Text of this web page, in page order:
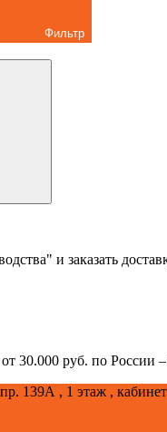
Фильтр
и заказать
30.000 руб. по России –
139А , 1 этаж ,